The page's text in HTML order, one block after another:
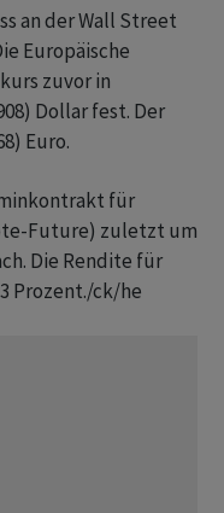
an der Wall Street
Europäische
zuvor in
Dollar fest. Der
Euro.
für
Future) zuletzt um
Die Rendite für
Prozent./ck/he